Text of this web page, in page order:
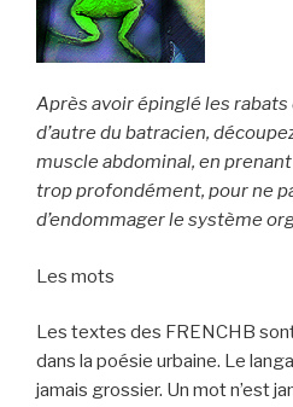
Après avoir épinglé les rabats
d’autre du batracien,
muscle abdominal, en
trop profondément, pour ne
d’endommager le système
Les mots
Les textes des FRENCHB
dans la poésie urbaine. Le
jamais grossier. Un mot n’est